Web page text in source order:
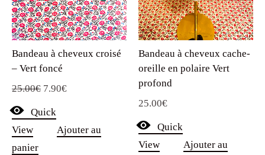
Bandeau à cheveux croisé
– Vert foncé
25.00€ Le
initial
était :
7.90€Le
est :
Quick
View
Ajouter au
panier
Bandeau à cheveux cache-
oreille en polaire Vert
profond
25.00€
Quick
View
Ajouter au